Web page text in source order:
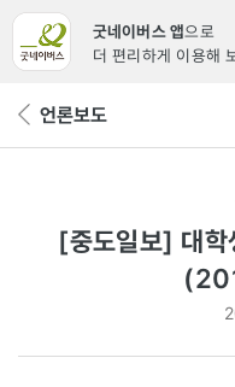
굿네이버스 앱으로
더 편리하게 이용해
뒤 언론보도
[중도일보] 대학